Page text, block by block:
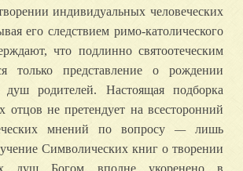
индивидуальных человеческих
его следствием римо-католического
что подлинно святоотеческим
только представление о рождении
родителей. Настоящая подборка
отцов не претендует на всесторонний
мнений по вопросу — лишь
учение Символических книг о творении